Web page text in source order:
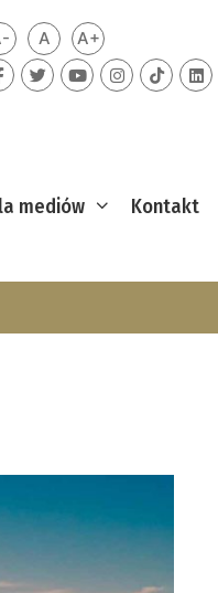
kontrastczcionka
ADomyślna czcionka
A+Większa
mediów Kontakt